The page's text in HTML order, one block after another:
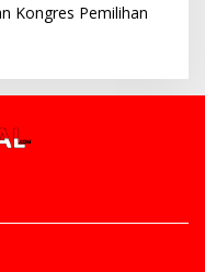
Kongres Pemilihan